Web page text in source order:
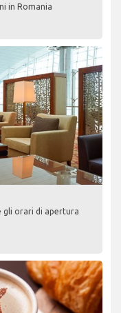
in Romania
gli orari di apertura